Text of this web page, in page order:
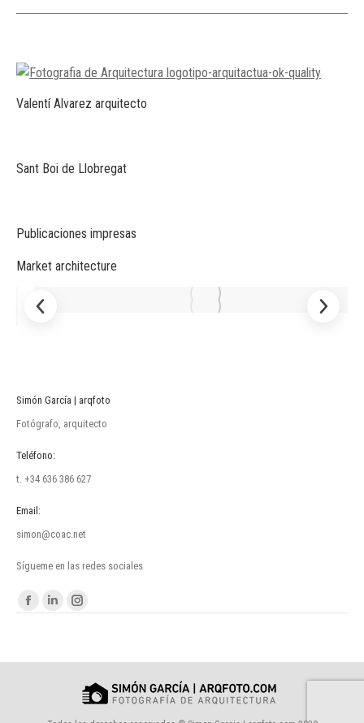
Valentí Alvarez arquitecto
Sant Boi de Llobregat
Publicaciones impresas
Market architecture
Simón García | arqfoto
Fotógrafo, arquitecto
Teléfono:
t. +34 636 386 627
Email:
simon@coac.net
Sígueme en las redes sociales
Encuéntranos en:
FacebookLinkedinInstagram
new